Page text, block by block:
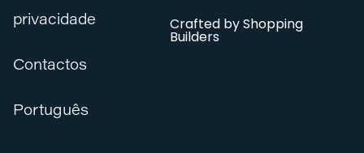
privacidade
Contactos
Português
Crafted byShopping
Builders